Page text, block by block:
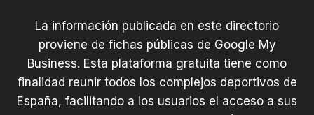
La información publicada en este directorio
proviene de fichas públicas de Google My
Business. Esta plataforma gratuita tiene como
finalidad reunir todos los complejos deportivos de
España, facilitando a los usuarios el acceso a sus